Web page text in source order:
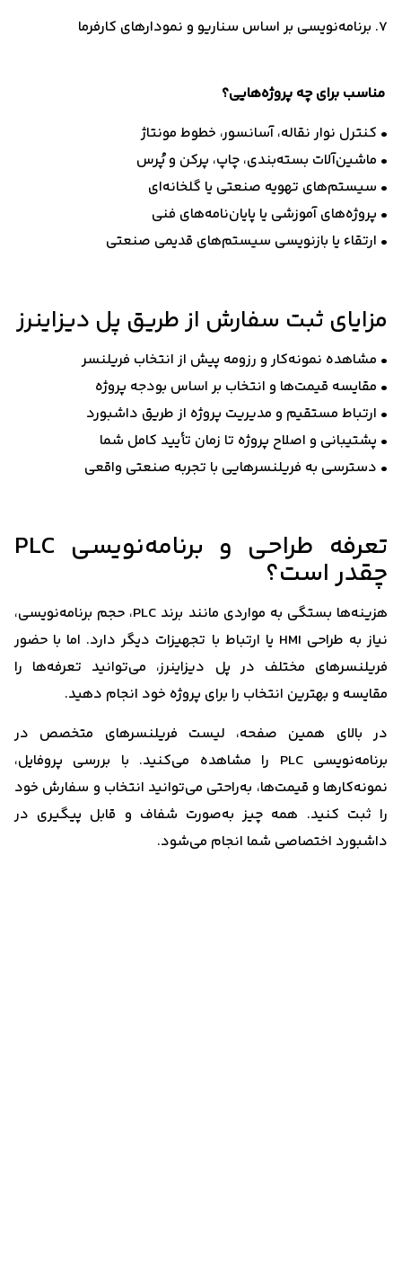
7. برنامه‌نویسی بر اساس سناریو و نمودارهای کارفرما
مناسب برای چه پروژه‌هایی؟
• کنترل نوار نقاله، آسانسور، خطوط مونتاژ
• ماشین‌آلات بسته‌بندی، چاپ، پرکن و پُرس
• سیستم‌های تهویه صنعتی یا گلخانه‌ای
• پروژه‌های آموزشی یا پایان‌نامه‌های فنی
• ارتقاء یا بازنویسی سیستم‌های قدیمی صنعتی
مزایای ثبت سفارش از طریق پل دیزاینرز
• مشاهده نمونه‌کار و رزومه پیش از انتخاب فریلنسر
• مقایسه قیمت‌ها و انتخاب بر اساس بودجه پروژه
• ارتباط مستقیم و مدیریت پروژه از طریق داشبورد
• پشتیبانی و اصلاح پروژه تا زمان تأیید کامل شما
• دسترسی به فریلنسرهایی با تجربه صنعتی واقعی
تعرفه طراحی و برنامه‌نویسی PLC
چقدر است؟
هزینه‌ها بستگی به مواردی مانند برند PLC، حجم برنامه‌نویسی،
نیاز به طراحی HMI یا ارتباط با تجهیزات دیگر دارد. اما با حضور
فریلنسرهای مختلف در پل دیزاینرز، می‌توانید تعرفه‌ها را
مقایسه و بهترین انتخاب را برای پروژه خود انجام دهید.
در بالای همین صفحه، لیست فریلنسرهای متخصص در
برنامه‌نویسی PLC را مشاهده می‌کنید. با بررسی پروفایل،
نمونه‌کارها و قیمت‌ها، به‌راحتی می‌توانید انتخاب و سفارش خود
را ثبت کنید. همه چیز به‌صورت شفاف و قابل پیگیری در
داشبورد اختصاصی شما انجام می‌شود.